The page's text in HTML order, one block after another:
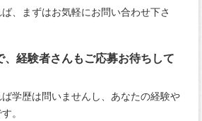
、まずはお気軽にお問い合わせ下さ
、経験者さんもご応募お待ちして
学歴は問いませんし、あなたの経験や
。